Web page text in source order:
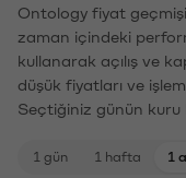
Ontology fiyat
zaman içindeki
kullanarak açılış ve
düşük fiyatları ve
Seçtiğiniz günün kuru
1 gün 1 hafta 1